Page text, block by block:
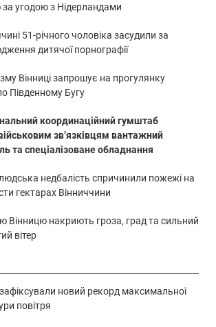
угодою з Нідерландами
51-річного чоловіка засудили за
дитячої порнографії
Вінниці запрошує на прогулянку
Південному Бугу
координаційний гумштаб
зв’язківцям вантажний
та спеціалізоване обладнання
недбалість спричинили пожежі на
гектарах Вінниччини
Вінницю накриють гроза, град та сильний
вітер
зафіксували новий рекорд максимальної
повітря